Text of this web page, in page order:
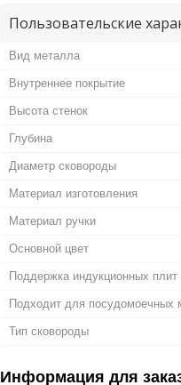
Пользовательские
Вид металла
Внутреннее покрытие
Высота стенок
Глубина
Диаметр сковороды
Материал изготовления
Материал ручки
Основной цвет
Поддержка индукционных плит
Подходит для посудомоечных
Тип сковороды
Информация для